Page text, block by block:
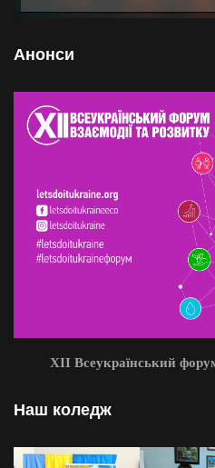
Анонси
XII Всеукраїнський
Наш коледж